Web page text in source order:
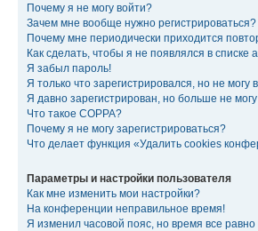
Почему я не могу войти?
Зачем мне вообще нужно регистрироваться?
Почему мне периодически приходится
Как сделать, чтобы я не появлялся в списке
Я забыл пароль!
Я только что зарегистрировался, но не могу
Я давно зарегистрирован, но больше не
Что такое COPPA?
Почему я не могу зарегистрироваться?
Что делает функция «Удалить cookies
Параметры и настройки пользователя
Как мне изменить мои настройки?
На конференции неправильное время!
Я изменил часовой пояс, но время все